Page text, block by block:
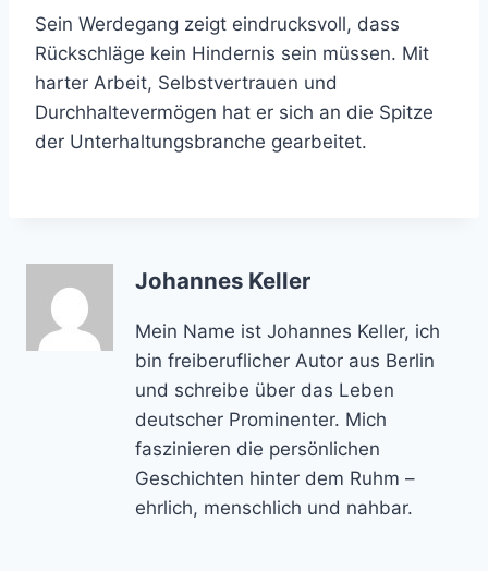
Sein Werdegang zeigt eindrucksvoll, dass
Rückschläge kein Hindernis sein müssen. Mit
harter Arbeit, Selbstvertrauen und
Durchhaltevermögen hat er sich an die Spitze
der Unterhaltungsbranche gearbeitet.
Johannes Keller
Mein Name ist Johannes Keller, ich
bin freiberuflicher Autor aus Berlin
und schreibe über das Leben
deutscher Prominenter. Mich
faszinieren die persönlichen
Geschichten hinter dem Ruhm –
ehrlich, menschlich und nahbar.